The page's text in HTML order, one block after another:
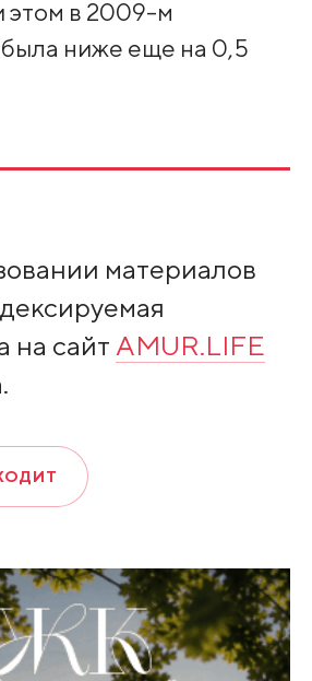
этом в 2009-м
ниже еще на 0,5
материалов
на сайт AMUR.LIFE